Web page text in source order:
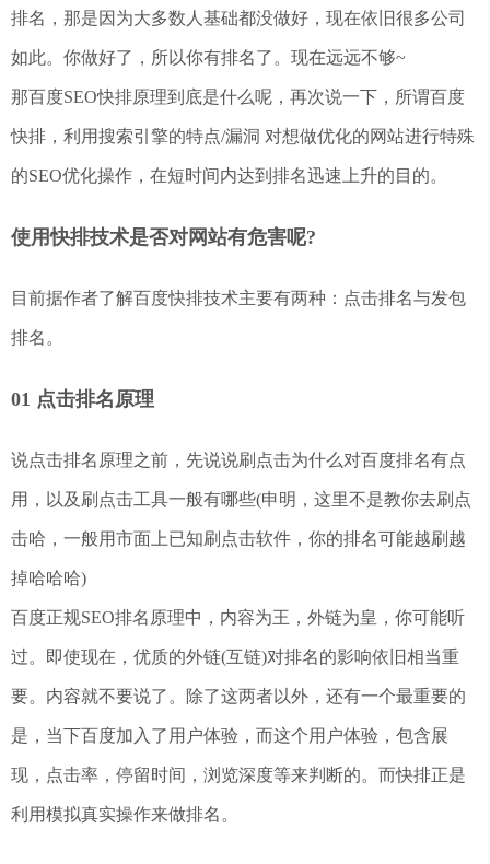
排名，那是因为大多数人基础都没做好，现在依旧很多公司
如此。你做好了，所以你有排名了。现在远远不够~
那百度SEO快排原理到底是什么呢，再次说一下，所谓百度
快排，利用搜索引擎的特点/漏洞 对想做优化的网站进行特殊
的SEO优化操作，在短时间内达到排名迅速上升的目的。
使用快排技术是否对网站有危害呢?
目前据作者了解百度快排技术主要有两种：点击排名与发包
排名。
01 点击排名原理
说点击排名原理之前，先说说刷点击为什么对百度排名有点
用，以及刷点击工具一般有哪些(申明，这里不是教你去刷点
击哈，一般用市面上已知刷点击软件，你的排名可能越刷越
掉哈哈哈)
百度正规SEO排名原理中，内容为王，外链为皇，你可能听
过。即使现在，优质的外链(互链)对排名的影响依旧相当重
要。内容就不要说了。除了这两者以外，还有一个最重要的
是，当下百度加入了用户体验，而这个用户体验，包含展
现，点击率，停留时间，浏览深度等来判断的。而快排正是
利用模拟真实操作来做排名。